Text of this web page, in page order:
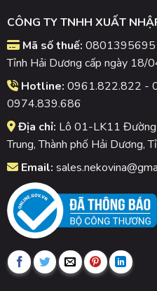
CÔNG TY TNHH XUẤT
Mã số thuế: 0801395695
Tỉnh Hải Dương cấp ngày 18/
Hotline: 0961.822.822 -
0974.839.686
Địa chỉ: Lô 01-LK11 Đường
Trung, Thành phố Hải Dương,
Email: